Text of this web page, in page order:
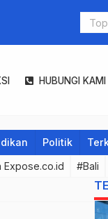
HUBUNGI KAMI
Politik
Expose.co.id #Bali